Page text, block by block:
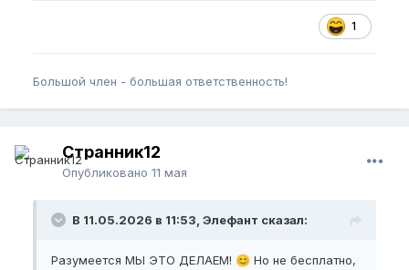
именно из трав, корней, настоек, паст и т. д. ты
позиционируешь как афродизиаки для мужчин и
1
Большой член - большая ответственность!
Странник12
Опубликовано 11 мая
В 11.05.2026 в 11:53, Элефант сказал:
Разумеется МЫ ЭТО ДЕЛАЕМ! 😊 Но не бесплатно,